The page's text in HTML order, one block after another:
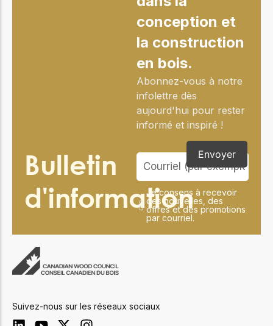
Bulletin
d'information
conception et
la construction
en bois.
Abonnez-vous à notre
infolettre dès
aujourd'hui pour rester
informé et inspiré !
Je consens à recevoir
des nouvelles, des
offres et des promotions
par courriel.
Envoyer
Suivez-nous sur les réseaux sociaux